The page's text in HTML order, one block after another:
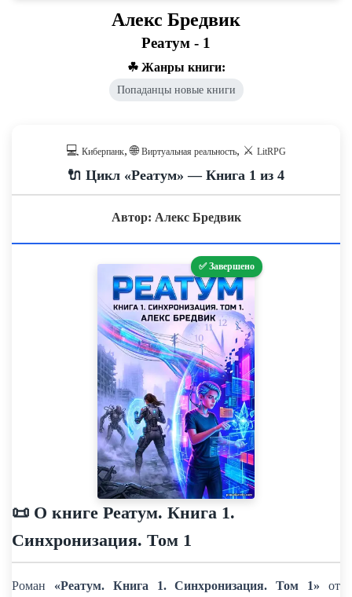
Алекс Бредвик
Реатум - 1
☘ Жанры книги:
Попаданцы новые книги
💻 Киберпанк, 🌐 Виртуальная реальность, ⚔️ LitRPG
🔌 Цикл «Реатум» — Книга 1 из 4
Автор: Алекс Бредвик
✅ Завершено
📜 О книге Реатум. Книга 1.
Синхронизация. Том 1
Роман «Реатум. Книга 1. Синхронизация. Том 1» от